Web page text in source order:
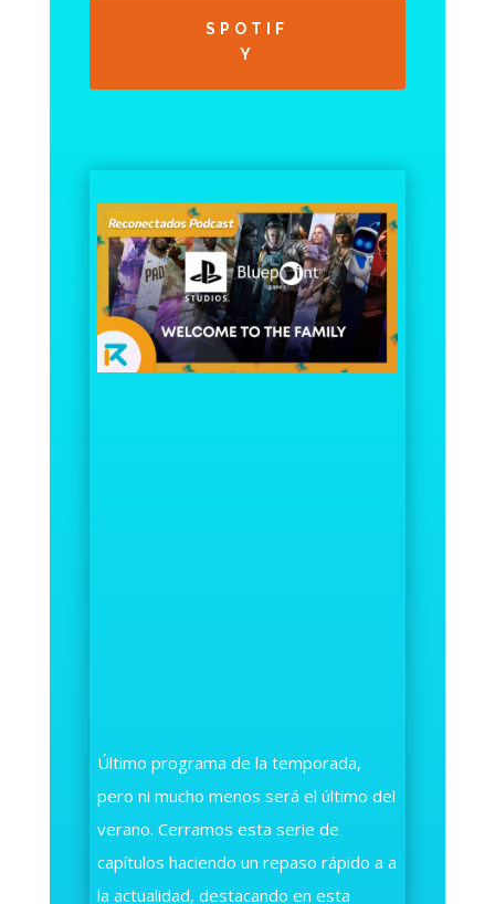
SPOTIF
Y
Último programa de la temporada,
pero ni mucho menos será el último del
verano. Cerramos esta serie de
capítulos haciendo un repaso rápido a a
la actualidad, destacando en esta